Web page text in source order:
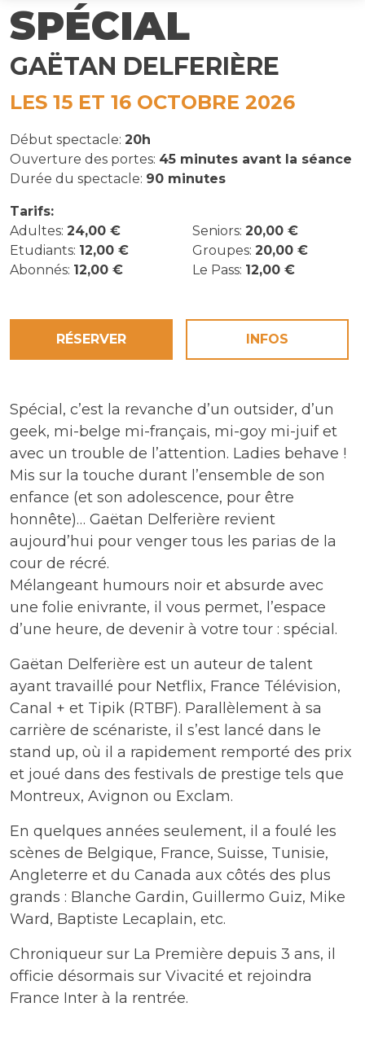
SPÉCIAL
GAËTAN DELFERIÈRE
LES 15 ET 16 OCTOBRE 2026
Début spectacle: 20h
Ouverture des portes: 45 minutes avant la séance
Durée du spectacle: 90 minutes
Tarifs:
Adultes: 24,00 € Seniors: 20,00 €
Etudiants: 12,00 € Groupes: 20,00 €
Abonnés: 12,00 € Le Pass: 12,00 €
RÉSERVER INFOS
Spécial, c’est la revanche d’un outsider, d’un
geek, mi-belge mi-français, mi-goy mi-juif et
avec un trouble de l’attention. Ladies behave !
Mis sur la touche durant l’ensemble de son
enfance (et son adolescence, pour être
honnête)… Gaëtan Delferière revient
aujourd’hui pour venger tous les parias de la
cour de récré.
Mélangeant humours noir et absurde avec
une folie enivrante, il vous permet, l’espace
d’une heure, de devenir à votre tour : spécial.
Gaëtan Delferière est un auteur de talent
ayant travaillé pour Netflix, France Télévision,
Canal + et Tipik (RTBF). Parallèlement à sa
carrière de scénariste, il s’est lancé dans le
stand up, où il a rapidement remporté des prix
et joué dans des festivals de prestige tels que
Montreux, Avignon ou Exclam.
En quelques années seulement, il a foulé les
scènes de Belgique, France, Suisse, Tunisie,
Angleterre et du Canada aux côtés des plus
grands : Blanche Gardin, Guillermo Guiz, Mike
Ward, Baptiste Lecaplain, etc.
Chroniqueur sur La Première depuis 3 ans, il
officie désormais sur Vivacité et rejoindra
France Inter à la rentrée.